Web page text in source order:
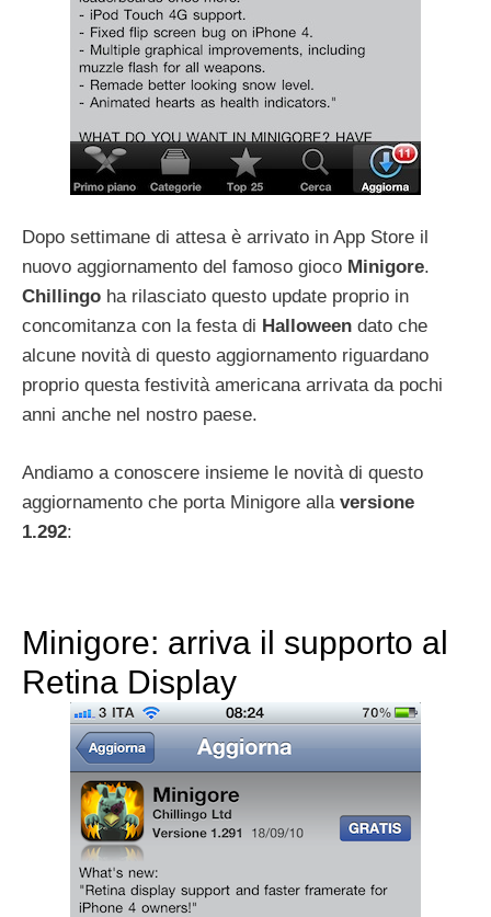
Dopo settimane di attesa è arrivato in App Store il
nuovo aggiornamento del famoso gioco Minigore.
Chillingo ha rilasciato questo update proprio in
concomitanza con la festa di Halloween dato che
alcune novità di questo aggiornamento riguardano
proprio questa festività americana arrivata da pochi
anni anche nel nostro paese.
Andiamo a conoscere insieme le novità di questo
aggiornamento che porta Minigore alla versione
1.292:
Minigore: arriva il supporto al
Retina Display